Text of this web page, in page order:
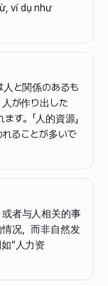
ví dụ như
人と関係のあるも
が作り出した
す。「人的資源」
れることが多いで
者与人相关的事
况，而非自然发
“人力资